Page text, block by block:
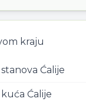
kraju
Ćalije
Ćalije